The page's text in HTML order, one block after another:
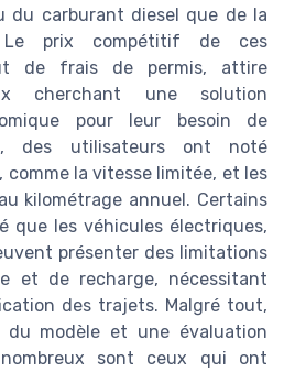
du carburant diesel que de la
Le prix compétitif de ces
de frais de permis, attire
cherchant une solution
pour leur besoin de
des utilisateurs ont noté
la vitesse limitée, et les
kilométrage annuel. Certains
que les véhicules électriques,
présenter des limitations
et de recharge, nécessitant
des trajets. Malgré tout,
modèle et une évaluation
sont ceux qui ont